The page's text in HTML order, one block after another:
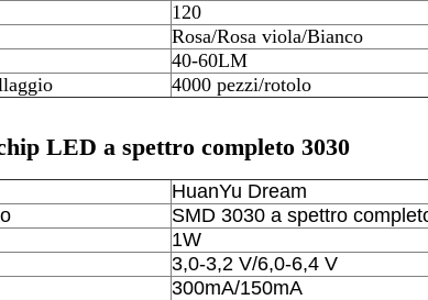
120
Rosa/Rosa viola/Bianco
40-60LM
4000 pezzi/rotolo
LED a spettro completo 3030
HuanYu Dream
SMD 3030 a spettro
1W
3,0-3,2 V/6,0-6,4 V
300mA/150mA